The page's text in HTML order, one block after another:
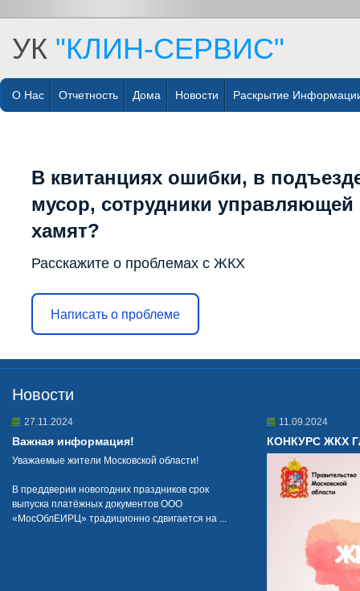
УК "КЛИН-СЕРВИС"
О Нас Отчетность Дома Новости Раскрытие
В квитанциях ошибки, в
мусор, сотрудники управляющей
хамят?
Расскажите о проблемах с ЖКХ
Написать о проблеме
Новости
27.11.2024
Важная информация!
Уважаемые жители Московской области!
В преддверии новогодних праздников срок
выпуска платёжных документов ООО
«МосОблЕИРЦ» традиционно сдвигается на ...
11.09.2024
КОНКУРС ЖКХ